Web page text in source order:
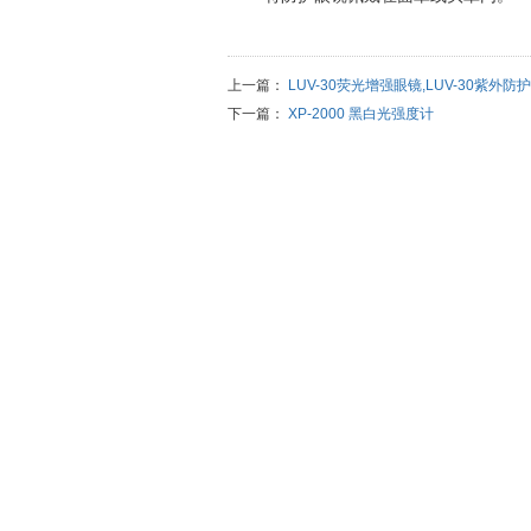
上一篇：
LUV-30荧光增强眼镜,LUV-30紫外防
下一篇： XP-2000 黑白光强度计